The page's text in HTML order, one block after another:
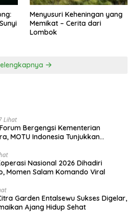
Menyusuri Keheningan yang
Memikat – Cerita dari
Lombok
Lihat
Bergengsi Kementerian
MOTU Indonesia Tunjukkan
Nasional 2026 Dihadiri
Momen Salam Komando Viral
Garden Entalsewu Sukses Digelar,
Ajang Hidup Sehat